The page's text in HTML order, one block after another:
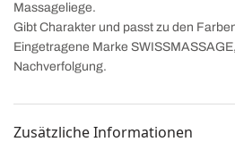
Massageliege.
Gibt Charakter und passt zu den
Eingetragene Marke
Nachverfolgung.
Zusätzliche Informationen